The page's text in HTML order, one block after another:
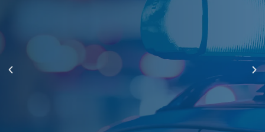
Desarrollo de un sistema de información automatizado
diseñado para evaluar resultados auto‑percibidos en
entornos de atención sanitaria, tanto en centros de salud
como en el domicilio del paciente. Realiza comunicaciones
dinámicas y personalizables, adaptadas a las
necesidades de cada institución y contexto clínico, e
integrarlas con datos multidimensionales del estado de
salud para enriquecer la percepción del paciente y generar
alertas proactivas sobre su evolución cuando está en